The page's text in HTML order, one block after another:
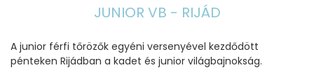
JUNIOR VB - RIJÁD
A junior férfi tőrözők egyéni versenyével kezdődött
pénteken Rijádban a kadet és junior világbajnokság.